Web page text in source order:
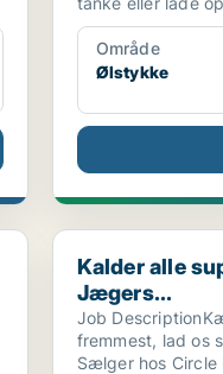
Område
Ølstykke
Kalder alle
Kalder alle
Jægers...
Job
fremmest, lad os
Sælger hos Circle